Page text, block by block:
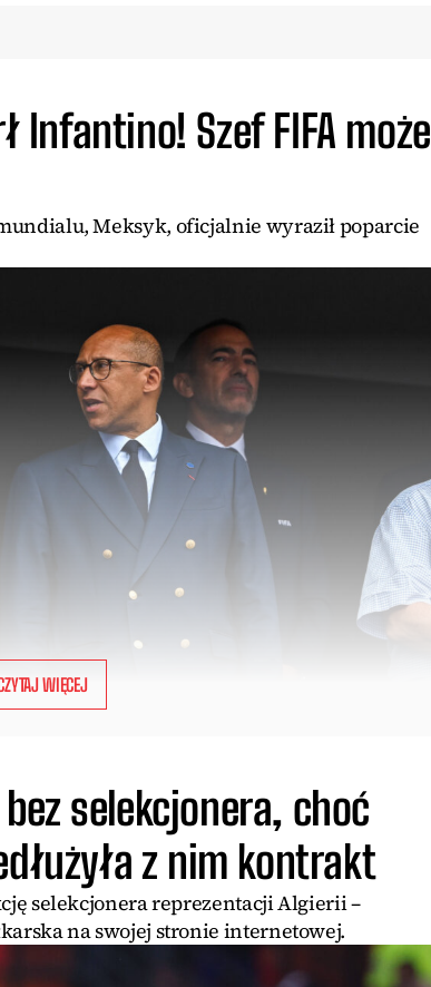
Infantino! Szef FIFA może
Meksyk, oficjalnie wyraził poparcie
WIĘCEJ
selekcjonera, choć
z nim kontrakt
selekcjonera reprezentacji Algierii –
na swojej stronie internetowej.